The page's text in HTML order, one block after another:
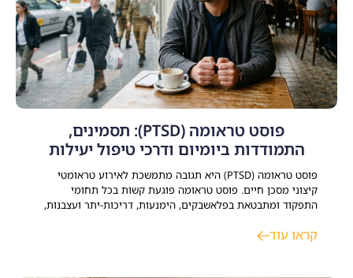
פוסט טראומה (PTSD): תסמינים,
התמודדות ביומיום ודרכי טיפול יעילות
פוסט טראומה (PTSD) היא תגובה מתמשכת לאירוע טראומטי
קיצוני מסכן חיים. פוסט טראומה פוגעת קשות בכל תחומי
התפקוד ומתבטאת בפלאשבקים, הימנעות, דריכות-יתר ועצבנות,
ותעסוקתיים. קיימים כיום טיפולים יעילים ומוכחים – הכוללים
קראו עוד